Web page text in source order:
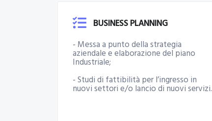
BUSINESS PLANNING
- Messa a punto della strategia
aziendale e elaborazione del piano
Industriale;
- Studi di fattibilità per l’ingresso in
nuovi settori e/o lancio di nuovi servizi.